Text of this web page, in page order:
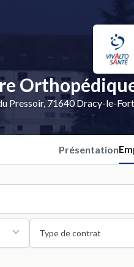
Pressoir, 71640 Dracy-le-
Présentation
Type de contrat